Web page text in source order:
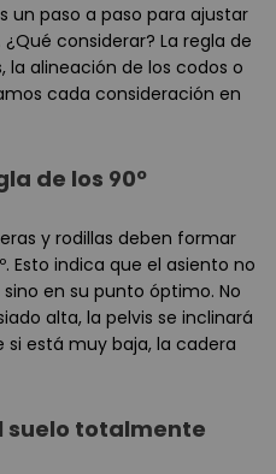
paso a paso para ajustar
considerar? La regla de
la alineación de los codos o
cada consideración en
de los 90º
y rodillas deben formar
Esto indica que el asiento no
en su punto óptimo. No
alta, la pelvis se inclinará
está muy baja, la cadera
suelo totalmente